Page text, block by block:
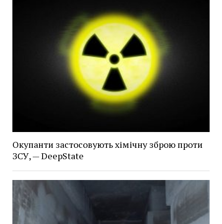
Окупанти застосовують хімічну зброю проти
ЗСУ, — DeepState